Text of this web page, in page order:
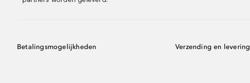
Betalingsmogelijkheden Verzending en levering